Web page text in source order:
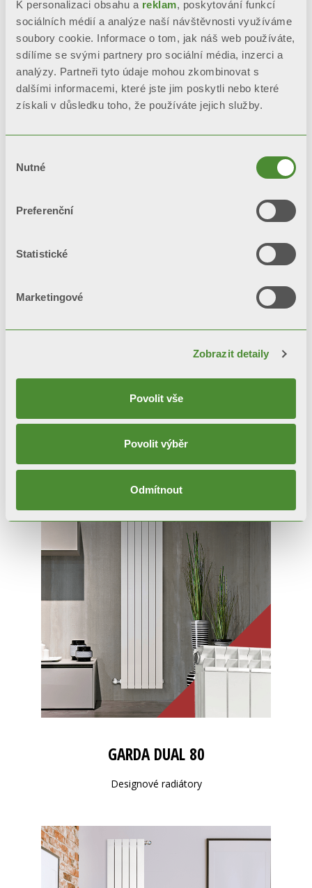
K personalizaci obsahu a reklam, poskytování funkcí
sociálních médií a analýze naší návštěvnosti využíváme
soubory cookie. Informace o tom, jak náš web používáte,
sdílíme se svými partnery pro sociální média, inzerci a
analýzy. Partneři tyto údaje mohou zkombinovat s
dalšími informacemi, které jste jim poskytli nebo které
získali v důsledku toho, že používáte jejich služby.
souhlasu
Nutné
Preferenční
Statistické
Marketingové
Zobrazit detaily
Povolit vše
Povolit výběr
Odmítnout
MOOD
GARDA S/90
GARDA DUAL 80
Designové radiátory